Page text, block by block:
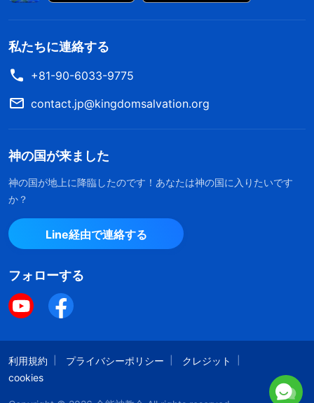
の交わりに驚いた。知りたい答えがすべてあったか
らだ。その通りだと、内心思った。神はいつも新し
働きを繰り返さない。主イエスは律法の時代の働き
を繰り返さなかった。再来した神が恵みの時代と同
じ働きをなぜするだろう？今、全能神が来て新しい
時代を始め、 神の国
る。以前になされたことがない働きだ。全能神はこ
う警告している。「
起こし、悪霊を追い払い、病人を癒やし、多くの奇
跡を行える人が現れて、またその人が自分は再来し
ねをしている邪霊による偽物である
神の過去の働きをまね、奇跡を示す神を装って人を
け方や、神の国の時代に神がしるしや奇跡を見せな
い理由がわかった。終わりの日、神は真理を表わ
し、人類を裁き、清め、救う働きをして、人を御国
私たちに連絡する
+81-90-6033-9775
contact.jp@kingdomsalvation.org
神の国が来ました
神の国が地上に降臨したのです！あなたは神の国に入りたいです
か？
Line経由で連絡する
フォローする
利用規約 プライバシーポリシー
クレジット
cookies